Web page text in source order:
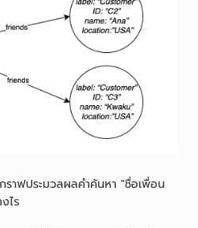
าฟประมวลผลคำค้นหา "ชื่อเพื่อน
ไร